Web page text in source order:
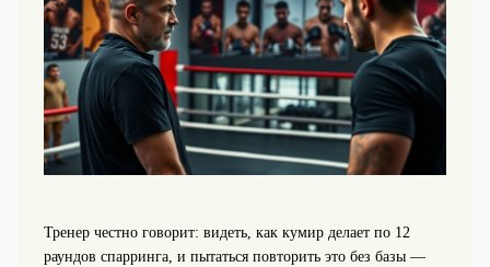
Тренер честно говорит: видеть, как кумир делает по 12
раундов спарринга, и пытаться повторить это без базы —